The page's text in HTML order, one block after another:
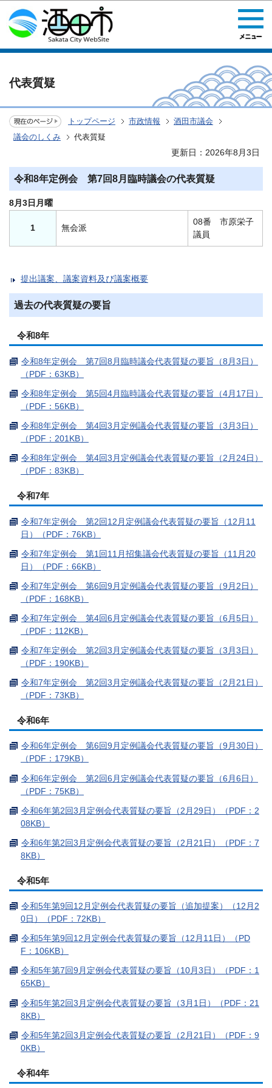
このページの本文へ移動
代表質疑
トップページ 市政情報
酒田市議会
議会のしくみ
代表質疑
更新日：2026年8月3日
令和8年定例会 第7回8月臨時議会の代表質疑
8月3日月曜
1 無会派
08番 市原栄子
議員
提出議案、議案資料及び議案概要
過去の代表質疑の要旨
令和8年
令和8年定例会 第7回8月臨時議会代表質疑の要旨（8月3日）
（PDF：63KB）
令和8年定例会 第5回4月臨時議会代表質疑の要旨（4月17日）
（PDF：56KB）
令和8年定例会 第4回3月定例議会代表質疑の要旨（3月3日）
（PDF：201KB）
令和8年定例会 第4回3月定例議会代表質疑の要旨（2月24日）
（PDF：83KB）
令和7年
令和7年定例会 第2回12月定例議会代表質疑の要旨（12月11
日）（PDF：76KB）
令和7年定例会 第1回11月招集議会代表質疑の要旨（11月20
日）（PDF：66KB）
令和7年定例会 第6回9月定例議会代表質疑の要旨（9月2日）
（PDF：168KB）
令和7年定例会 第4回6月定例議会代表質疑の要旨（6月5日）
（PDF：112KB）
令和7年定例会 第2回3月定例議会代表質疑の要旨（3月3日）
（PDF：190KB）
令和7年定例会 第2回3月定例議会代表質疑の要旨（2月21日）
（PDF：73KB）
令和6年
令和6年定例会 第6回9月定例議会代表質疑の要旨（9月30日）
（PDF：179KB）
令和6年定例会 第2回6月定例議会代表質疑の要旨（6月6日）
（PDF：75KB）
令和6年第2回3月定例会代表質疑の要旨（2月29日）（PDF：2
08KB）
令和6年第2回3月定例会代表質疑の要旨（2月21日）（PDF：7
8KB）
令和5年
令和5年第9回12月定例会代表質疑の要旨（追加提案）（12月2
0日）（PDF：72KB）
令和5年第9回12月定例会代表質疑の要旨（12月11日）（PD
F：106KB）
令和5年第7回9月定例会代表質疑の要旨（10月3日）（PDF：1
65KB）
令和5年第2回3月定例会代表質疑の要旨（3月1日）（PDF：21
8KB）
令和5年第2回3月定例会代表質疑の要旨（2月21日）（PDF：9
0KB）
令和4年